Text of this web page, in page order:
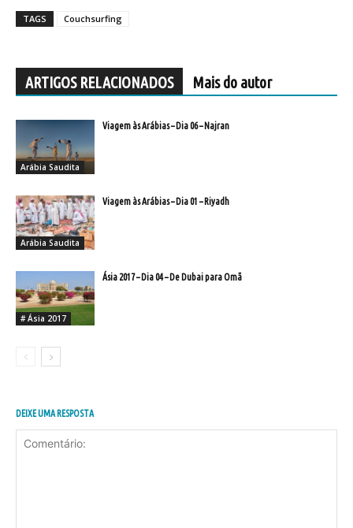
TAGS Couchsurfing
ARTIGOS RELACIONADOS Mais do autor
Arábia Saudita
Viagem às Arábias – Dia 06 – Najran
Arábia Saudita
Viagem às Arábias – Dia 01 – Riyadh
# Ásia 2017
Ásia 2017 – Dia 04 – De Dubai para Omã
DEIXE UMA RESPOSTA